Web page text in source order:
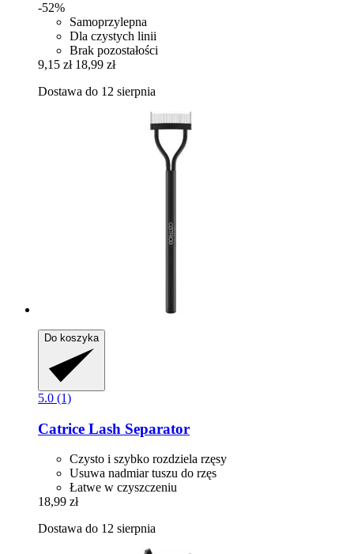
-52%
Samoprzylepna
Dla czystych linii
Brak pozostałości
9,15 zł 18,99 zł
Dostawa do 12 sierpnia
Do koszyka
5.0 (1)
Catrice Lash Separator
Czysto i szybko rozdziela rzęsy
Usuwa nadmiar tuszu do rzęs
Łatwe w czyszczeniu
18,99 zł
Dostawa do 12 sierpnia